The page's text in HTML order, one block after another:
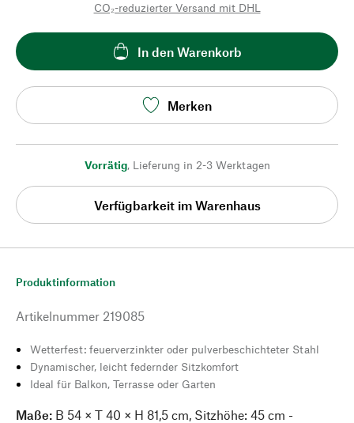
CO₂-reduzierter Versand mit DHL
In den Warenkorb
Merken
Vorrätig, Lieferung in 2-3 Werktagen
Verfügbarkeit im Warenhaus
Produktinformation
Artikelnummer 219085
Wetterfest: feuerverzinkter oder pulverbeschichteter Stahl
Dynamischer, leicht federnder Sitzkomfort
Ideal für Balkon, Terrasse oder Garten
Maße: B 54 × T 40 × H 81,5 cm, Sitzhöhe: 45 cm -